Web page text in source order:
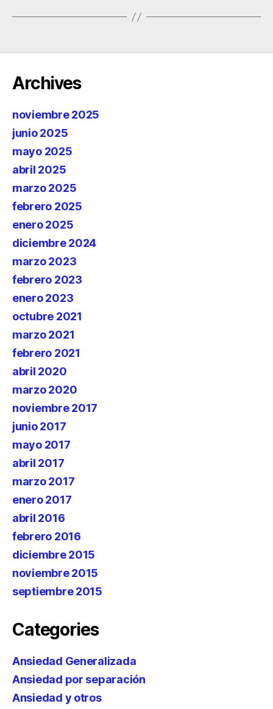
Archives
noviembre 2025
junio 2025
mayo 2025
abril 2025
marzo 2025
febrero 2025
enero 2025
diciembre 2024
marzo 2023
febrero 2023
enero 2023
octubre 2021
marzo 2021
febrero 2021
abril 2020
marzo 2020
noviembre 2017
junio 2017
mayo 2017
abril 2017
marzo 2017
enero 2017
abril 2016
febrero 2016
diciembre 2015
noviembre 2015
septiembre 2015
Categories
Ansiedad Generalizada
Ansiedad por separación
Ansiedad y otros